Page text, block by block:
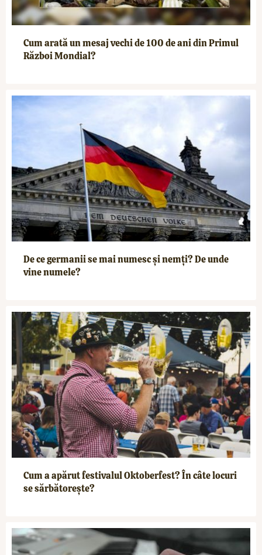
Cum arată un mesaj vechi de 100 de ani din Primul
Război Mondial?
De ce germanii se mai numesc și nemți? De unde
vine numele?
Cum a apărut festivalul Oktoberfest? În câte locuri
se sărbătorește?